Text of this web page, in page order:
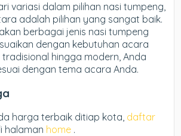
variasi dalam pilihan nasi tumpeng,
adalah pilihan yang sangat baik.
berbagai jenis nasi tumpeng
dengan kebutuhan acara
hingga modern, Anda
dengan tema acara Anda.
harga terbaik ditiap kota, daftar
halaman home .